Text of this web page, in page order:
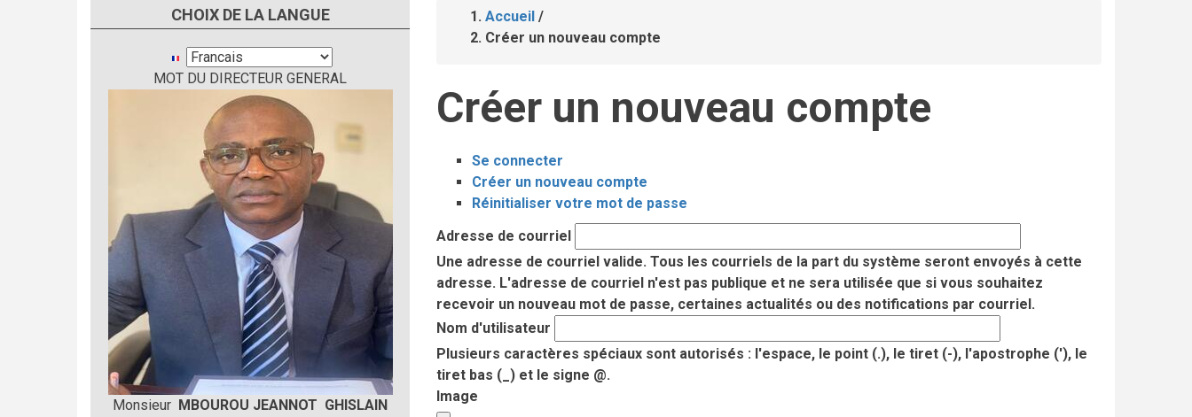
CHOIX DE LA LANGUE
Select
your
language
MOT DU DIRECTEUR GENERAL
Monsieur MBOUROU JEANNOT GHISLAIN
Fil
Accueil /
Créer un nouveau compte
Créer un nouveau compte
Onglets
principaux
Se connecter
Créer un nouveau compte
actif)
Réinitialiser votre mot de passe
Adresse de courriel
Une adresse de courriel valide. Tous les courriels de la part du système seront envoyés à cette
adresse. L'adresse de courriel n'est pas publique et ne sera utilisée que si vous souhaitez
recevoir un nouveau mot de passe, certaines actualités ou des notifications par courriel.
Nom d'utilisateur
Plusieurs caractères spéciaux sont autorisés : l'espace, le point (.), le tiret (-), l'apostrophe ('), le
tiret bas (_) et le signe @.
Image